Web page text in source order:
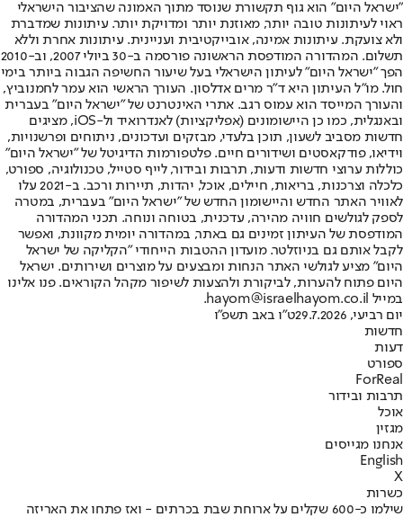
"ישראל היום" הוא גוף תקשורת שנוסד מתוך האמונה שהציבור הישראלי
ראוי לעיתונות טובה יותר, מאוזנת יותר ומדויקת יותר. עיתונות שמדברת
ולא צועקת. עיתונות אמינה, אובייקטיבית ועניינית. עיתונות אחרת וללא
תשלום. המהדורה המודפסת הראשונה פורסמה ב-30 ביולי 2007, וב-2010
הפך "ישראל היום" לעיתון הישראלי בעל שיעור החשיפה הגבוה ביותר בימי
חול. מו"ל העיתון היא ד"ר מרים אדלסון. העורך הראשי הוא עמר לחמנוביץ,
והעורך המייסד הוא עמוס רגב. אתרי האינטרנט של "ישראל היום" בעברית
ובאנגלית, כמו כן היישומונים (אפליקציות) לאנדרואיד ול-iOS, מציגים
חדשות מסביב לשעון, תוכן בלעדי, מבזקים ועדכונים, ניתוחים ופרשנויות,
וידיאו, פודקאסטים ושידורים חיים. פלטפורמות הדיגיטל של "ישראל היום"
כוללות ערוצי חדשות ודעות, תרבות ובידור, לייף סטייל, טכנולוגיה, ספורט,
כלכלה וצרכנות, בריאות, חיילים, אוכל, יהדות, תיירות ורכב. ב-2021 עלו
לאוויר האתר החדש והיישומון החדש של "ישראל היום" בעברית, במטרה
לספק לגולשים חוויה מהירה, עדכנית, בטוחה ונוחה. תכני המהדורה
המודפסת של העיתון זמינים גם באתר, במהדורה יומית מקוונת, ואפשר
לקבל אותם גם בניוזלטר. מועדון ההטבות הייחודי "הקליקה של ישראל
היום" מציע לגולשי האתר הנחות ומבצעים על מוצרים ושירותים. ישראל
היום פתוח להערות, לביקורת ולהצעות לשיפור מקהל הקוראים. פנו אלינו
במייל hayom@israelhayom.co.il.
יום רביעי, 29.7.2026
ט"ו באב תשפ"ו
חדשות
דעות
ספורט
ForReal
תרבות ובידור
אוכל
מגזין
אנחנו מגייסים
English
X
כשרות
שילמו כ-600 שקלים על ארוחת שבת בכרתים - ואז פתחו את האריזה